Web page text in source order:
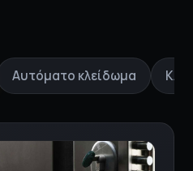
Αυτόματο κλείδωμα